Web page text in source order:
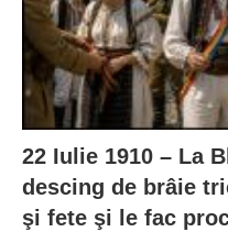
22 Iulie 1910 – La
descing de brâie
şi fete şi le fac